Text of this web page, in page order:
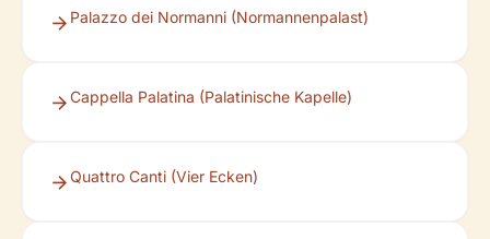
Palazzo dei Normanni (Normannenpalast)
Cappella Palatina (Palatinische Kapelle)
Quattro Canti (Vier Ecken)